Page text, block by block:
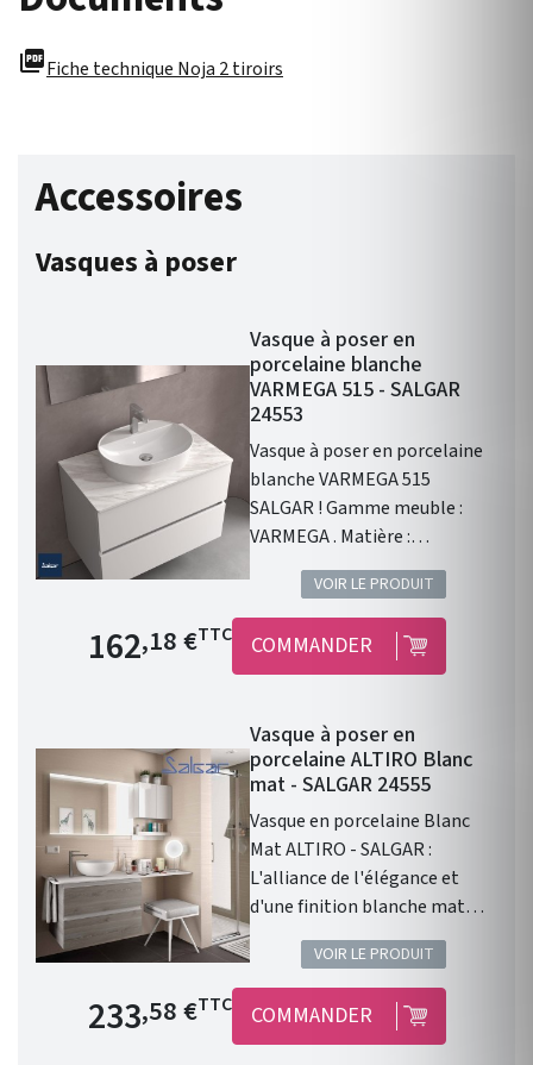
picture_as_pdfFiche technique Noja 2 tiroirs
Accessoires
Vasques à poser
Vasque à poser en
porcelaine blanche
VARMEGA 515 - SALGAR
24553
Vasque à poser en porcelaine
blanche VARMEGA 515
SALGAR ! Gamme meuble :
VARMEGA . Matière :
porcelaine blanche .
Dimensions : 500 x 385 x 120
mm. Livré sans bonde et sans
siphon. Garantie 2 ans.
VOIR LE PRODUIT
Prix de base
162,18 €TTC COMMANDER
Vasque à poser en
porcelaine ALTIRO Blanc
mat - SALGAR 24555
Vasque en porcelaine Blanc
Mat ALTIRO - SALGAR :
L'alliance de l'élégance et
d'une finition blanche mat
Vasque à poser ALTIRO EN
PORCELAINE BLANCHE MAT D
390 x 140 mm . Une finition en
porcelaine blanche Mat. Sans
trou de perçage pour un
VOIR LE PRODUIT
Prix de base
233,58 €TTC COMMANDER